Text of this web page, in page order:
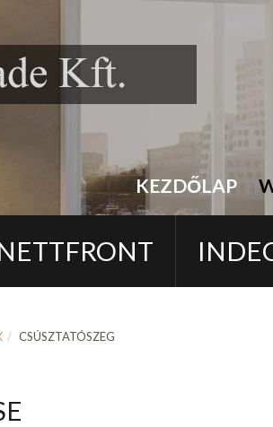
KEZDŐLAP
CSÚSZTATÓSZEG